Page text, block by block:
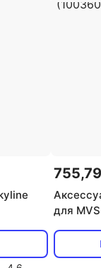
для